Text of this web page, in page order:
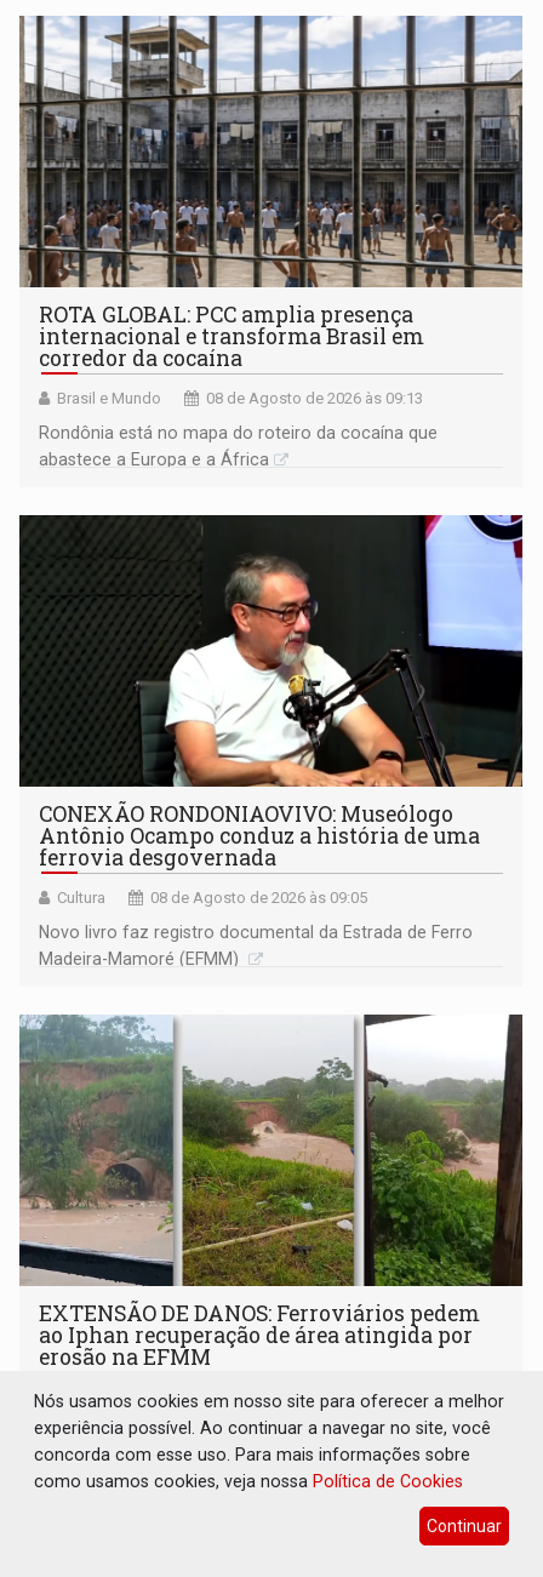
ROTA GLOBAL: PCC amplia presença
internacional e transforma Brasil em
corredor da cocaína
Brasil e Mundo 08 de Agosto de 2026 às 09:13
Rondônia está no mapa do roteiro da cocaína que
abastece a Europa e a África
CONEXÃO RONDONIAOVIVO: Museólogo
Antônio Ocampo conduz a história de uma
ferrovia desgovernada
Cultura 08 de Agosto de 2026 às 09:05
Novo livro faz registro documental da Estrada de Ferro
Madeira-Mamoré (EFMM)
EXTENSÃO DE DANOS: Ferroviários pedem
ao Iphan recuperação de área atingida por
erosão na EFMM
Geral 08 de Agosto de 2026 às 09:03
A Asfemm defende que a intervenção seja precedida de
fiscalização e de um laudo técnico elaborado pelos
órgãos competentes
Nós usamos cookies em nosso site para oferecer a melhor
experiência possível. Ao continuar a navegar no site, você
concorda com esse uso. Para mais informações sobre
como usamos cookies, veja nossa Política de Cookies
Continuar